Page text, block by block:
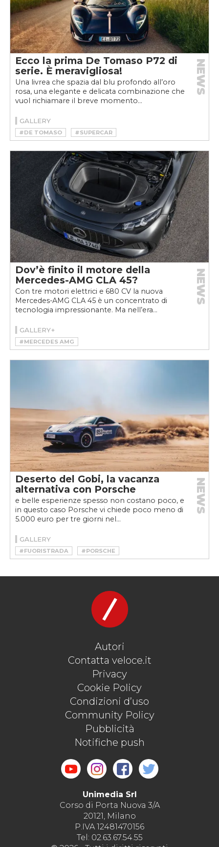
Ecco la prima De Tomaso P72 di
serie. È meravigliosa!
Una livrea che spazia dal blu profondo all’oro
rosa, una elegante e delicata combinazione che
vuol richiamare il breve momento...
NEWS
GALLERY
#DE TOMASO #SUPERCAR
Dov’è finito il motore della
Mercedes-AMG CLA 45?
Con tre motori elettrici e 680 CV la nuova
Mercedes-AMG CLA 45 è un concentrato di
tecnologia impressionante. Ma nell’era...
NEWS
GALLERY+
#MERCEDES AMG
#MERCEDES-AMG CLA 45 4MATIC+
Deserto del Gobi, la vacanza
alternativa con Porsche
e belle esperienze spesso non costano poco, e
in questo caso Porsche vi chiede poco meno di
5.000 euro per tre giorni nel...
NEWS
GALLERY
#FUORISTRADA #PORSCHE
Autori
Contatta veloce.it
Privacy
Cookie Policy
Condizioni d’uso
Community Policy
Pubblicità
Notifiche push
Unimedia Srl
Corso di Porta Nuova 3/A
20121, Milano
P.IVA 12481470156
Tel: 02.63.67.54.55